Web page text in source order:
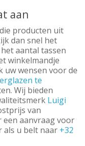
aan
producten uit
dan snel het
aantal tassen
winkelmandje
uw wensen voor de
te
Wij bieden
Luigi
van
een aanvraag voor
als u belt naar +32